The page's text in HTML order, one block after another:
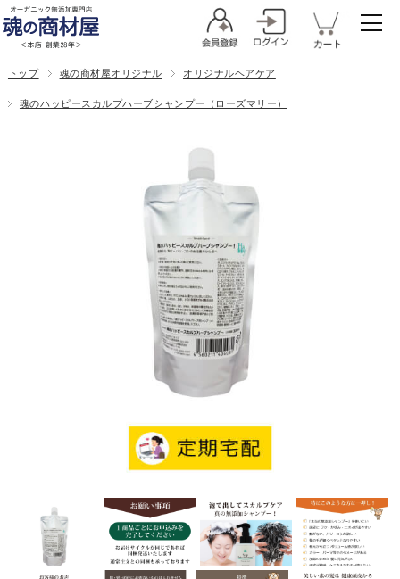
トップ 魂の商材屋オリジナル オリジナルヘアケア
魂のハッピースカルプハーブシャンプー（ローズマリー）